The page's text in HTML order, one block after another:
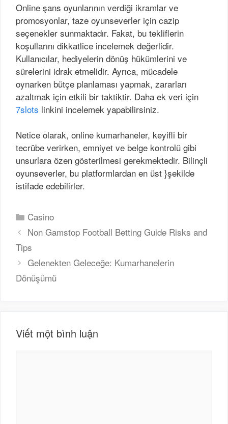
Online şans oyunlarının verdiği ikramlar ve
promosyonlar, taze oyunseverler için cazip
seçenekler sunmaktadır. Fakat, bu tekliflerin
koşullarını dikkatlice incelemek değerlidir.
Kullanıcılar, hediyelerin dönüş hükümlerini ve
sürelerini idrak etmelidir. Ayrıca, mücadele
oynarken bütçe planlaması yapmak, zararları
azaltmak için etkili bir taktiktir. Daha ek veri için
7slots linkini incelemek yapabilirsiniz.
Netice olarak, online kumarhaneler, keyifli bir
tecrübe verirken, emniyet ve belge kontrolü gibi
unsurlara özen gösterilmesi gerekmektedir. Bilinçli
oyunseverler, bu platformlardan en üst }şekilde
istifade edebilirler.
Danh
mục
Casino
Non Gamstop Football Betting Guide Risks and
Tips
Gelenekten Geleceğe: Kumarhanelerin
Dönüşümü
Viết một bình luận